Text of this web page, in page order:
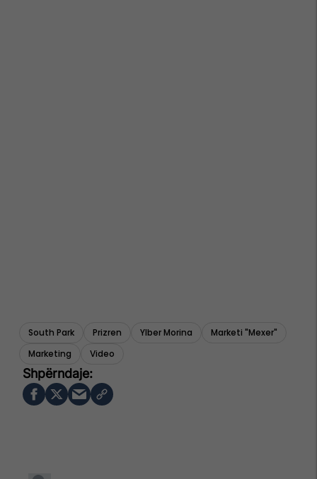
South Park Prizren Ylber Morina
Marketi "mexer"
Marketing
Video